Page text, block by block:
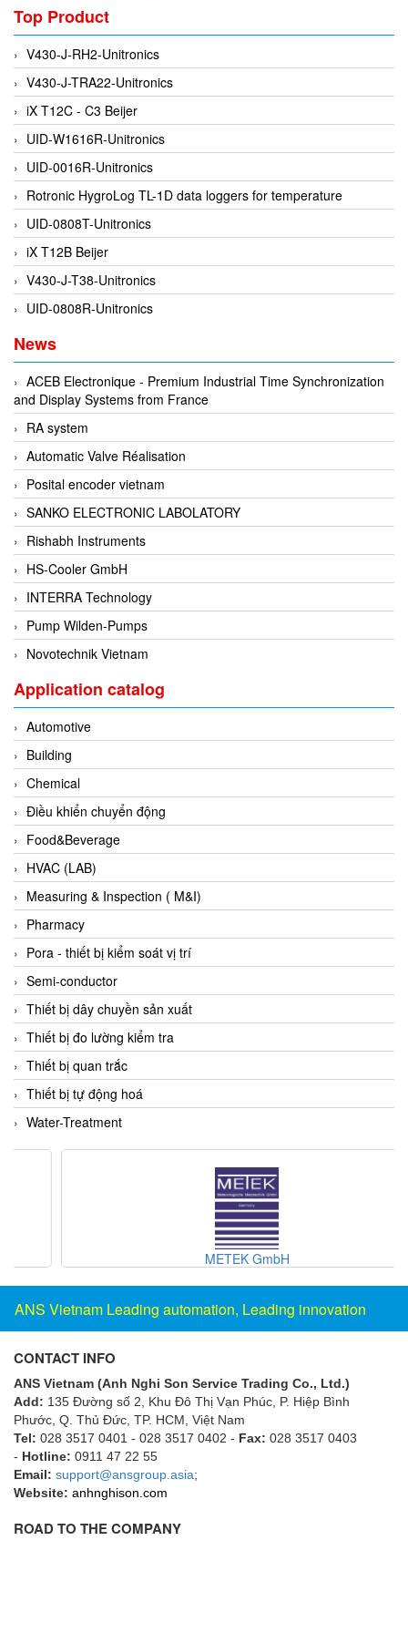
EPC
EPE Process Filters & Accumulators
Epro/Emerson
ERE WIRELESS
Erhardt-Leimer
Erhardt-Leimer
Erhardt-leimer
ERICHSEN
Erinda/Delta
ESA Automation Vietnam
Esa Pyronics
Euchner
EUCHNER GmbH + Co. KG VietNam
Eurotherm Vietnam
Eurovent
Evoqua
EXAIR
Exergen
Exide Technologies Vietnam
EXOR
FAIRCHILD
FANUC
FDM/ F.lli Della Marca Srl
FEIN
Felm
FESTO
FHF (EATON Crouse-Hinds)
Fife/ Maxcess
Fimet
Fine Suntronix
FineTek
Finna Sensors Vietnam
Fireye
Fischer
Fisher
FISO Vietnam
FLENDER
Flexaust
Flexim
FLIR
Flow Force/ Super Green Power-Tech
Flowserve
Fluke Process Instruments Vietnam
FMS Vietnam
FOKO / Wintriss
Fomotech Vietnam
Forbes Marshall
FORNEY
Fortress
Top Product
V430-J-RH2-Unitronics
V430-J-TRA22-Unitronics
iX T12C - C3 Beijer
UID-W1616R-Unitronics
UID-0016R-Unitronics
Rotronic HygroLog TL-1D data loggers for temperature
UID-0808T-Unitronics
iX T12B Beijer
V430-J-T38-Unitronics
UID-0808R-Unitronics
News
ACEB Electronique - Premium Industrial Time Synchronization
and Display Systems from France
RA system
Automatic Valve Réalisation
Posital encoder vietnam
SANKO ELECTRONIC LABOLATORY
Rishabh Instruments
HS-Cooler GmbH
INTERRA Technology
Pump Wilden-Pumps
Novotechnik Vietnam
Application catalog
Automotive
Building
Chemical
Điều khiển chuyển động
Food&Beverage
HVAC (LAB)
Measuring & Inspection ( M&I)
Pharmacy
Pora - thiết bị kiểm soát vị trí
Semi-conductor
Thiết bị dây chuyền sản xuất
Thiết bị đo lường kiểm tra
Thiết bị quan trắc
Thiết bị tự động hoá
Water-Treatment
METEK GmbH
ANS Vietnam Leading automation, Leading innovation
CONTACT INFO
ANS Vietnam (Anh Nghi Son Service Trading Co., Ltd.)
Add: 135 Đường số 2, Khu Đô Thị Vạn Phúc, P. Hiệp Bình
Phước, Q. Thủ Đức, TP. HCM , Việt Nam
Tel: 028 3517 0401 - 028 3517 0402 - Fax: 028 3517 0403
- Hotline: 0911 47 22 55
Email: support@ansgroup.asia;
Website: anhnghison.com
ROAD TO THE COMPANY